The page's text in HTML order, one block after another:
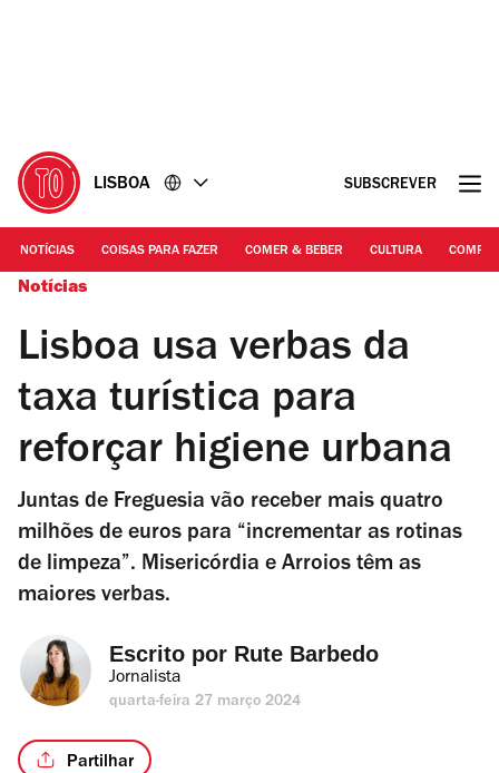
LISBOA SUBSCREVER
NOTÍCIAS COISAS PARA FAZER COMER & BEBER CULTURA
Notícias
Lisboa usa verbas da
taxa turística para
reforçar higiene urbana
Juntas de Freguesia vão receber mais quatro
milhões de euros para “incrementar as rotinas
de limpeza”. Misericórdia e Arroios têm as
maiores verbas.
Escrito por Rute Barbedo
Jornalista
quarta-feira 27 março 2024
Partilhar